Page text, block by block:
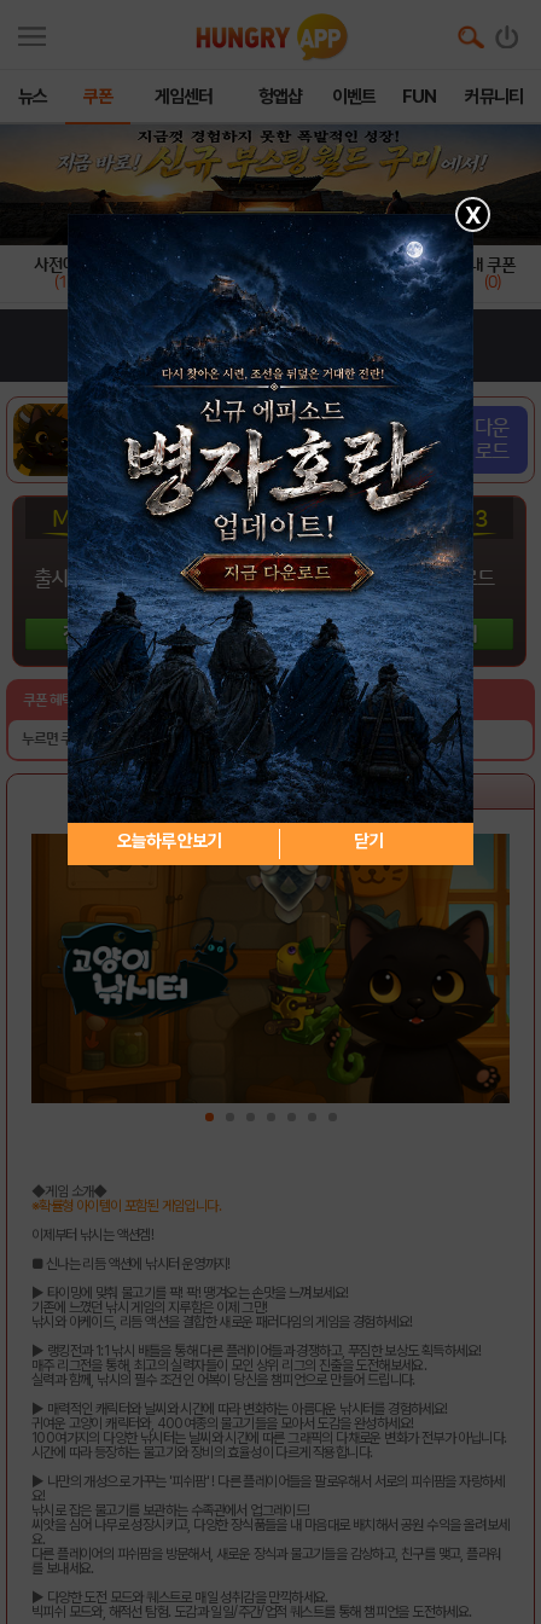
뉴스 쿠폰 게임센터 헝앱샵 이벤트 FUN 커뮤니티
사전예약
(1)
쿠폰
(0)
레어 쿠폰
(22)
일일 쿠폰
(22)
내 쿠폰
(0)
다운
로드
고양이 낚시터
개발사 : 모락소프트
장르 : 캐쥬얼
Mission1
출시 전사전예약
참여하기
Mission2
게임평점주기
참여하기
Mission3
게임다운로드
참여하기
쿠폰 혜택 : 보석 X400 외 2종
누르면 쿠폰이 발급됩니다.
게임소개 쿠폰혜택 커뮤니티
◆게임 소개◆
※확률형 아이템이 포함된 게임입니다.
이제부터 낚시는 액션겜!
■ 신나는 리듬 액션에 낚시터 운영까지!
▶ 타이밍에 맞춰 물고기를 팍! 팍! 땡겨오는 손맛을 느껴보세요!
기존에 느꼈던 낚시 게임의 지루함은 이제 그만!
낚시와 아케이드, 리듬 액션을 결합한 새로운 패러다임의 게임을 경험하세요!
▶ 랭킹전과 1:1 낚시 배틀을 통해 다른 플레이어들과 경쟁하고, 푸짐한 보상도 획득하세요!
매주 리그전을 통해, 최고의 실력자들이 모인 상위 리그의 진출을 도전해보세요.
실력과 함께, 낚시의 필수 조건인 어복이 당신을 챔피언으로 만들어 드립니다.
▶ 매력적인 캐릭터와 날씨와 시간에 따라 변화하는 아름다운 낚시터를 경험하세요!
귀여운 고양이 캐릭터와, 400여종의 물고기들을 모아서 도감을 완성하세요!
100여가지의 다양한 낚시터는 날씨와 시간에 따른 그래픽의 다채로운 변화가 전부가 아닙니다.
시간에 따라 등장하는 물고기와 장비의 효율성이 다르게 작용합니다.
▶ 나만의 개성으로 가꾸는 '피쉬팜' ! 다른 플레이어들을 팔로우해서 서로의 피쉬팜을 자랑하세
요!
낚시로 잡은 물고기를 보관하는 수족관에서 업그레이드!
씨앗을 심어 나무로 성장시키고, 다양한 장식품들을 내 마음대로 배치해서 공원 수익을 올려보세
요.
다른 플레이어의 피쉬팜을 방문해서, 새로운 장식과 물고기들을 감상하고, 친구를 맺고, 플라워
를 보내세요.
▶ 다양한 도전 모드와 퀘스트로 매일 성취감을 만끽하세요.
빅피쉬 모드와, 해적선 탐험. 도감과 일일/주간/업적 퀘스트를 통해 챔피언을 도전하세요.
X
오늘하루 안보기 닫기